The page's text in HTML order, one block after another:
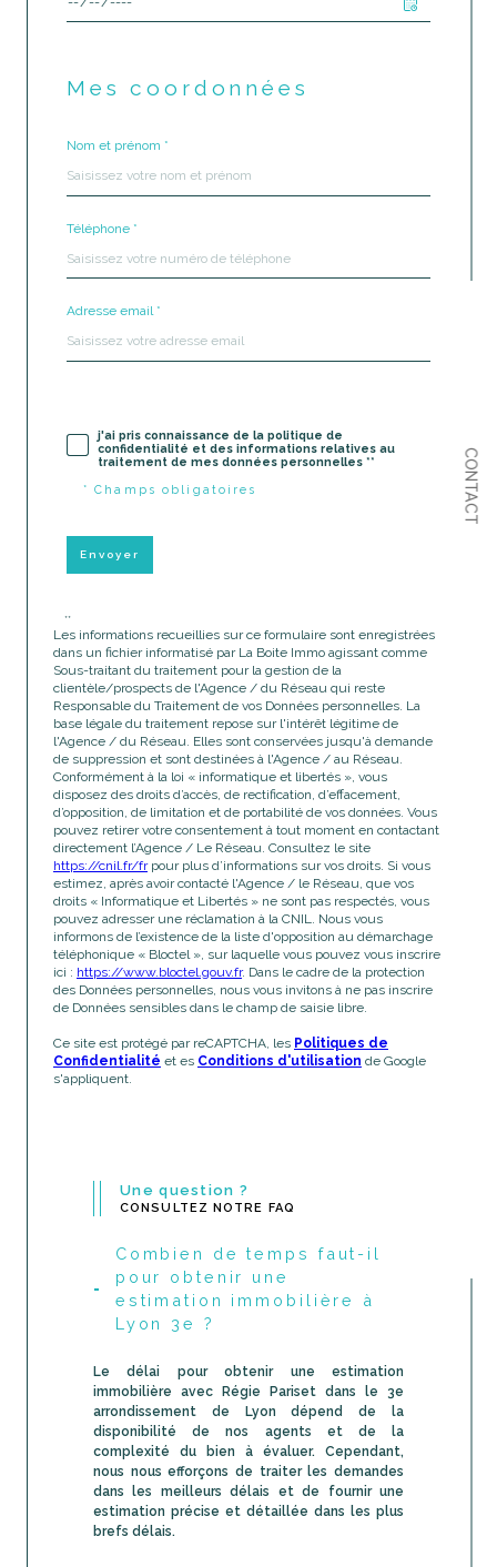
CONTACT
Mes coordonnées
Nom et prénom *
Téléphone *
Adresse email *
j'ai pris connaissance de la politique de
confidentialité et des informations relatives au
traitement de mes données personnelles **
* Champs obligatoires
Envoyer
**
Les informations recueillies sur ce formulaire sont enregistrées
dans un fichier informatisé par La Boite Immo agissant comme
Sous-traitant du traitement pour la gestion de la
clientèle/prospects de l'Agence / du Réseau qui reste
Responsable du Traitement de vos Données personnelles. La
base légale du traitement repose sur l'intérêt légitime de
l'Agence / du Réseau. Elles sont conservées jusqu'à demande
de suppression et sont destinées à l'Agence / au Réseau.
Conformément à la loi « informatique et libertés », vous
disposez des droits d’accès, de rectification, d’effacement,
d’opposition, de limitation et de portabilité de vos données. Vous
pouvez retirer votre consentement à tout moment en contactant
directement l’Agence / Le Réseau. Consultez le site
https://cnil.fr/frpour plus d’informations sur vos droits. Si vous
estimez, après avoir contacté l'Agence / le Réseau, que vos
droits « Informatique et Libertés » ne sont pas respectés, vous
pouvez adresser une réclamation à la CNIL. Nous vous
informons de l’existence de la liste d'opposition au démarchage
téléphonique « Bloctel », sur laquelle vous pouvez vous inscrire
ici : https://www.bloctel.gouv.fr. Dans le cadre de la protection
des Données personnelles, nous vous invitons à ne pas inscrire
de Données sensibles dans le champ de saisie libre.
Ce site est protégé par reCAPTCHA, les Politiques de
Confidentialité et es Conditions d'utilisation de Google
s'appliquent.
Une question ?
CONSULTEZ NOTRE FAQ
Combien de temps faut-il
pour obtenir une
estimation immobilière à
Lyon 3e ?
Le délai pour obtenir une estimation
immobilière avec Régie Pariset dans le 3e
arrondissement de Lyon dépend de la
disponibilité de nos agents et de la
complexité du bien à évaluer. Cependant,
nous nous efforçons de traiter les demandes
dans les meilleurs délais et de fournir une
estimation précise et détaillée dans les plus
brefs délais.